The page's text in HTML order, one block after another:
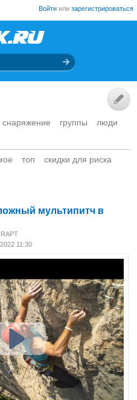
Войти или зарегистрироваться
снаряжение группы
люди
топ скидки для риска
мультипитч в
11:30